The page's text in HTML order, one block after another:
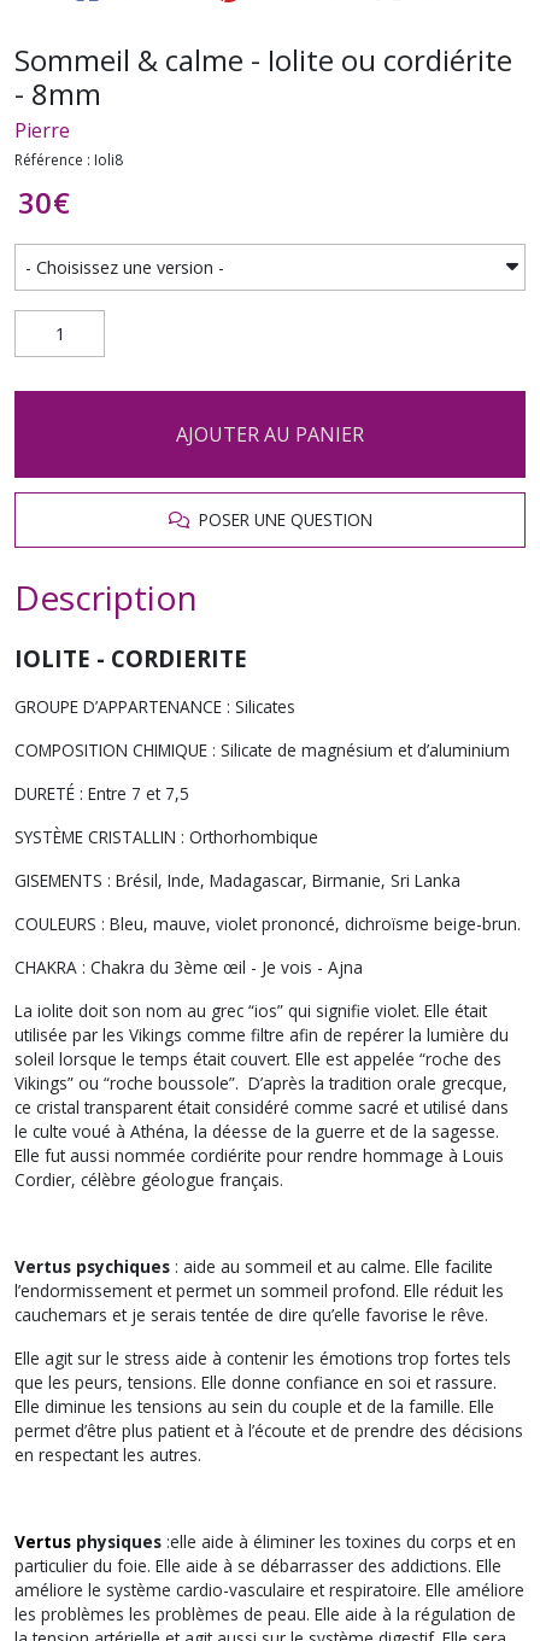
Sommeil & calme - Iolite ou cordiérite
- 8mm
Pierre
Référence : Ioli8
30€
AJOUTER AU PANIER
POSER UNE QUESTION
Description
IOLITE - CORDIERITE
GROUPE D’APPARTENANCE : Silicates
COMPOSITION CHIMIQUE : Silicate de magnésium et d’aluminium
DURETÉ : Entre 7 et 7,5
SYSTÈME CRISTALLIN : Orthorhombique
GISEMENTS : Brésil, Inde, Madagascar, Birmanie, Sri Lanka
COULEURS : Bleu, mauve, violet prononcé, dichroïsme beige-brun.
CHAKRA : Chakra du 3ème œil - Je vois - Ajna
La iolite doit son nom au grec “ios” qui signifie violet. Elle était
utilisée par les Vikings comme filtre afin de repérer la lumière du
soleil lorsque le temps était couvert. Elle est appelée “roche des
Vikings” ou “roche boussole”. D’après la tradition orale grecque,
ce cristal transparent était considéré comme sacré et utilisé dans
le culte voué à Athéna, la déesse de la guerre et de la sagesse.
Elle fut aussi nommée cordiérite pour rendre hommage à Louis
Cordier, célèbre géologue français.
Vertus psychiques : aide au sommeil et au calme. Elle facilite
l’endormissement et permet un sommeil profond. Elle réduit les
cauchemars et je serais tentée de dire qu’elle favorise le rêve.
Elle agit sur le stress aide à contenir les émotions trop fortes tels
que les peurs, tensions. Elle donne confiance en soi et rassure.
Elle diminue les tensions au sein du couple et de la famille. Elle
permet d’être plus patient et à l’écoute et de prendre des décisions
en respectant les autres.
Vertus physiques :elle aide à éliminer les toxines du corps et en
particulier du foie. Elle aide à se débarrasser des addictions. Elle
améliore le système cardio-vasculaire et respiratoire. Elle améliore
les problèmes les problèmes de peau. Elle aide à la régulation de